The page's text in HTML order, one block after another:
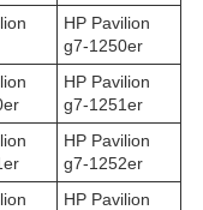
HP Pavilion
g7-1250er
HP Pavilion
g7-1251er
HP Pavilion
g7-1252er
HP Pavilion